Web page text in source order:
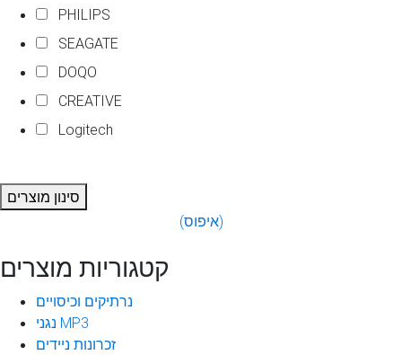
PHILIPS
SEAGATE
DOQO
CREATIVE
Logitech
סינון מוצרים
(איפוס)
קטגוריות מוצרים
נרתיקים וכיסויים
נגני MP3
זכרונות ניידים